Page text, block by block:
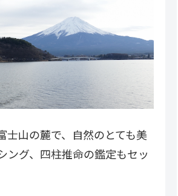
士山の麓で、自然のとても美
ング、四柱推命の鑑定もセッ